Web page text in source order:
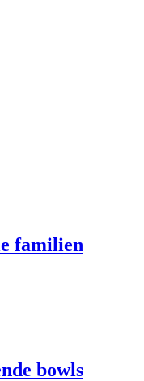
familien
bowls